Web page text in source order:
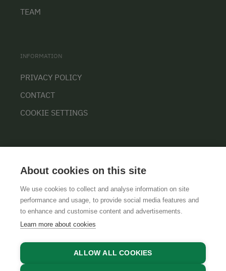
TEAM
INFORMATION
PRIVACY POLICY
CONTACT
COOKIE SETTINGS
GTCSLEGAL NOTICEDATA PROTECTION
About cookies on this site
We use cookies to collect and analyse information on site
performance and usage, to provide social media features and
to enhance and customise content and advertisements.
Learn more about cookies
ALLOW ALL COOKIES